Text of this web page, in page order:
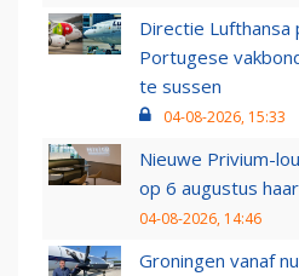
Directie
Portugese
te sussen
04-08-2026, 15:33
Nieuwe Privium-
op 6 augustus
04-08-2026, 14:46
Groningen vanaf